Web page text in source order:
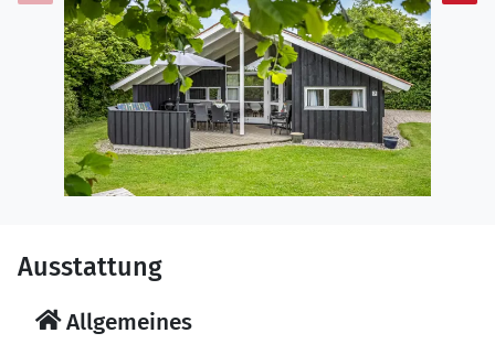
Einrichtung
Das Ferienhaus eignet sich für 8 Personen. Die
Ferienunterkunft hat eine Wohnfläche von 86 m² und
wurde 1993 gebaut. Es ist erlaubt 1 Haustier
mitzubringen. Die Ferienunterkunft ist mit
energiefreundlicher Luft-Luft- Wärmepumpe
ausgestattet. Die Ferienunterkunft ist mit
30 Liter Nutzinhalt. Es gibt außerdem einen Kaminofen.
Für die jüngsten Feriengäste ist 1 Kinderhochstuhl
vorhanden.
Ausstattung
Allgemeines